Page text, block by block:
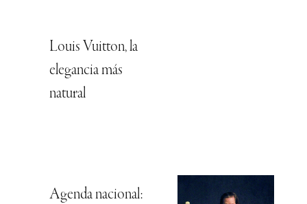
Louis Vuitton, la
elegancia más
natural
Agenda nacional: